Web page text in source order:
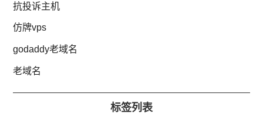
抗投诉主机
仿牌vps
godaddy老域名
老域名
标签列表